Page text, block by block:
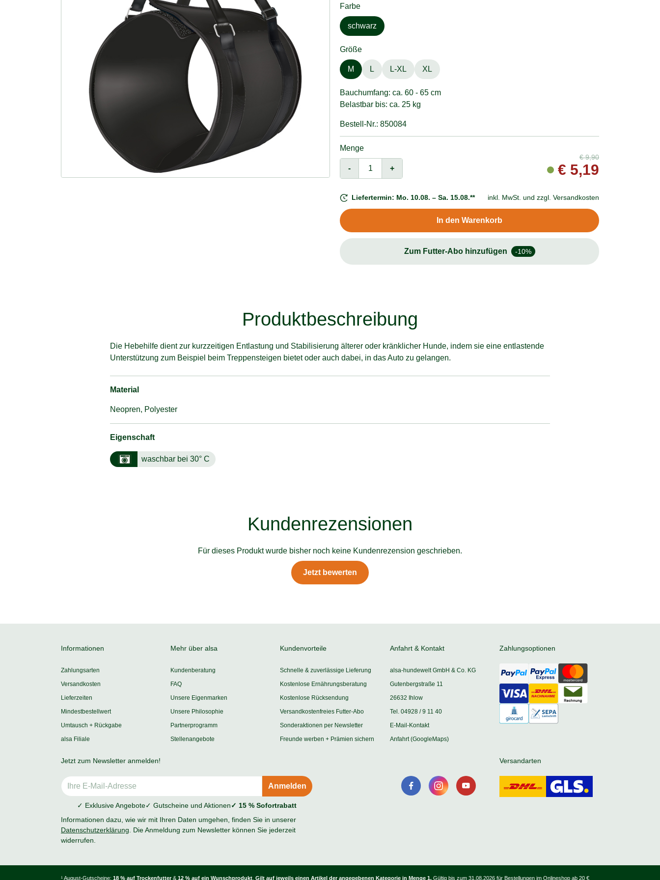
Farbe
schwarz
Größe
M L L-XL XL
Bauchumfang: ca. 60 - 65 cm
Belastbar bis: ca. 25 kg
Bestell-Nr.: 850084
Menge
- +
€9,90
€ 5,19
inkl. MwSt. und zzgl. Versandkosten
Liefertermin: Mo. 10.08. – Sa. 15.08.**
In den Warenkorb
Zum Futter-Abo hinzufügen -10%
Produktbeschreibung
Die Hebehilfe dient zur kurzzeitigen Entlastung und Stabilisierung älterer oder kränklicher Hunde, indem sie eine entlastende
Unterstützung zum Beispiel beim Treppensteigen bietet oder auch dabei, in das Auto zu gelangen.
Material
Neopren, Polyester
Eigenschaft
waschbar bei 30° C
Kundenrezensionen
Für dieses Produkt wurde bisher noch keine Kundenrezension geschrieben.
Jetzt bewerten
Informationen
Zahlungsarten
Versandkosten
Lieferzeiten
Mindestbestellwert
Umtausch + Rückgabe
alsa Filiale
Mehr über alsa
Kundenberatung
FAQ
Unsere Eigenmarken
Unsere Philosophie
Partnerprogramm
Stellenangebote
Kundenvorteile
Schnelle & zuverlässige Lieferung
Kostenlose Ernährungsberatung
Kostenlose Rücksendung
Versandkostenfreies Futter-Abo
Sonderaktionen per Newsletter
Freunde werben + Prämien sichern
Anfahrt & Kontakt
alsa-hundewelt GmbH & Co. KG
Gutenbergstraße 11
26632 Ihlow
Tel. 04928 / 9 11 40
E-Mail-Kontakt
Anfahrt (GoogleMaps)
Zahlungsoptionen
Versandarten
Jetzt zum Newsletter anmelden!
✓ Exklusive Angebote✓ Gutscheine und Aktionen✓ 15 % Sofortrabatt
Informationen dazu, wie wir mit Ihren Daten umgehen, finden Sie in unserer
Datenschutzerklärung . Die Anmeldung zum Newsletter können Sie jederzeit
widerrufen.
¹ August-Gutscheine: 18 % auf Trockenfutter & 12 % auf ein Wunschprodukt Gilt auf jeweils einen Artikel der angegebenen Kategorie in Menge 1. Gültig bis zum 31.08.2026 für Bestellungen im Onlineshop ab 20 €